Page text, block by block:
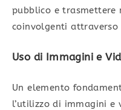
pubblico e trasmettere
coinvolgenti
Uso di Immagini e
Un elemento
l’utilizzo di immagini e